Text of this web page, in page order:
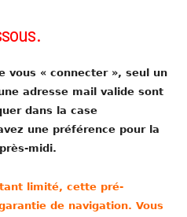
vous « connecter », seul un
adresse mail valide sont
dans la case
une préférence pour la
midi.
limité, cette pré-
de navigation. Vous